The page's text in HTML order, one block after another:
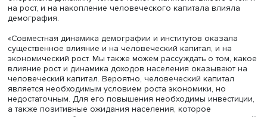
АНАЛИЗ ДАННЫХ ПОКАЗЫВАЕТ, ЧТО
ВКЛАДА ЧЕЛОВЕЧЕСКОГО КАПИТАЛА В
РОСТ РОССИЙСКОЙ ЭКОНОМИКИ
ПРИШЕЛСЯ НА 2004–2017 ГОДЫ. В ЭТО
ВРЕМЯ ПОВЫШЕНИЕ УРОВНЕЙ
ОБРАЗОВАНИЯ И УЛУЧШЕНИЕ